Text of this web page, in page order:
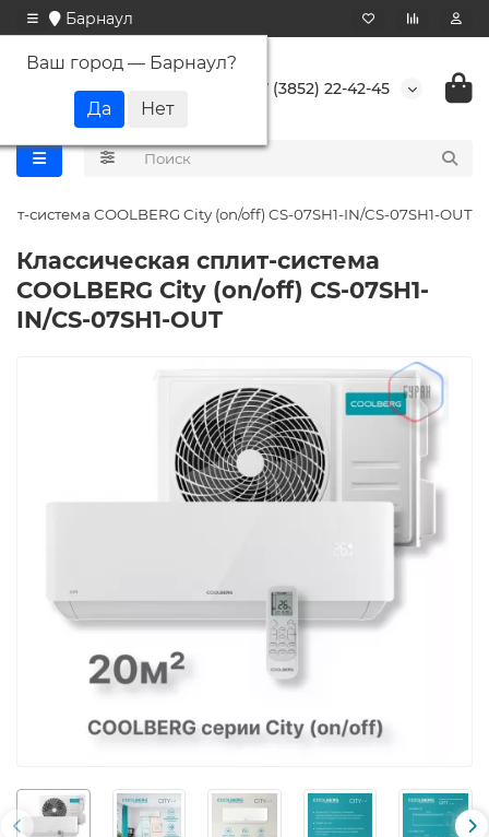
Барнаул
Ваш город — Барнаул?
+7 (3852) 22-42-45
система СOOLBERG City (on/off) CS-07SH1-IN/CS-07SH1-OUT
Классическая сплит-система
СOOLBERG City (on/off) CS-07SH1-
IN/CS-07SH1-OUT